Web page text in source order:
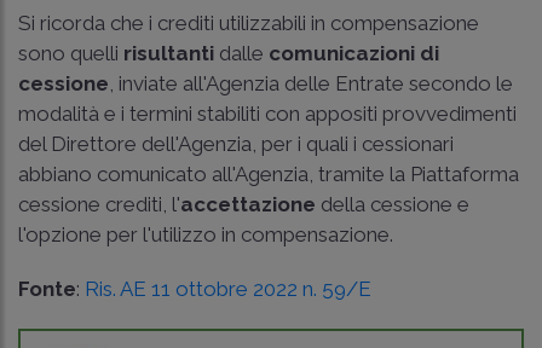
Si ricorda che i crediti utilizzabili in compensazione
sono quelli risultanti dalle comunicazioni di
cessione, inviate all'Agenzia delle Entrate secondo le
modalità e i termini stabiliti con appositi provvedimenti
del Direttore dell'Agenzia, per i quali i cessionari
abbiano comunicato all'Agenzia, tramite la Piattaforma
cessione crediti, l'accettazione della cessione e
l'opzione per l'utilizzo in compensazione.
Fonte: Ris. AE 11 ottobre 2022 n. 59/E